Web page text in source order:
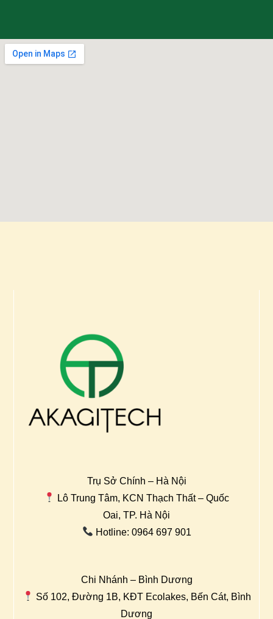
Trụ Sở Chính – Hà Nội
Lô Trung Tâm, KCN Thạch Thất – Quốc
Oai, TP. Hà Nội
Hotline: 0964 697 901
Chi Nhánh – Bình Dương
Số 102, Đường 1B, KĐT Ecolakes, Bến Cát, Bình
Dương